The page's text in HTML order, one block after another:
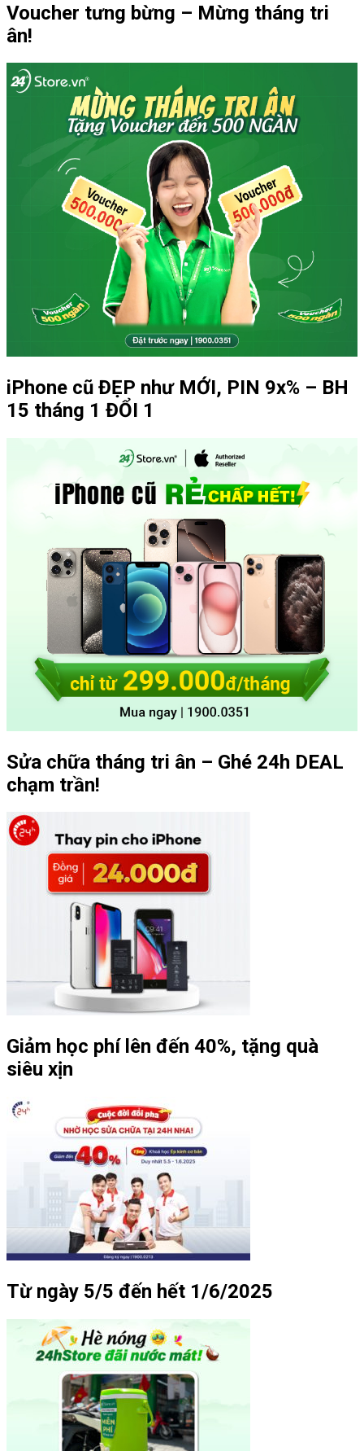
Voucher tưng bừng – Mừng tháng tri
ân!
iPhone cũ ĐẸP như MỚI, PIN 9x% – BH
15 tháng 1 ĐỔI 1
Sửa chữa tháng tri ân – Ghé 24h DEAL
chạm trần!
Giảm học phí lên đến 40%, tặng quà
siêu xịn
Từ ngày 5/5 đến hết 1/6/2025